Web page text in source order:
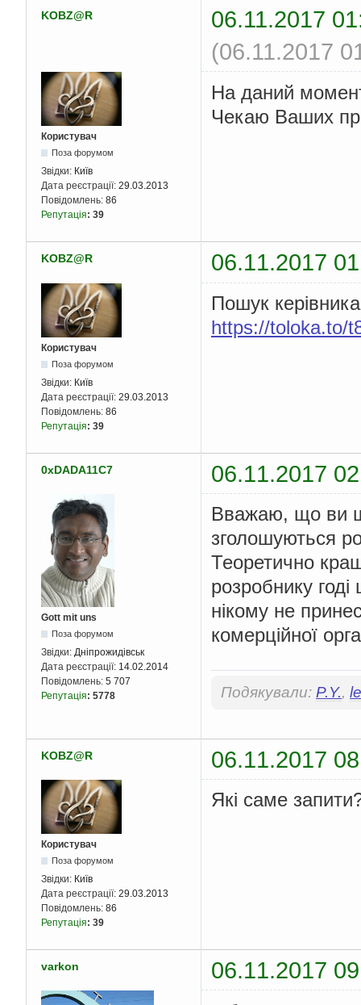
KOBZ@R
06.11.2017
(06.11.2017
Користувач
Поза форумом
Звідки: Київ
Дата реєстрації: 29.03.2013
Повідомлень: 86
Репутація: 39
На даний
Чекаю Ваших
KOBZ@R 06.11.2017
Користувач
Поза форумом
Звідки: Київ
Дата реєстрації: 29.03.2013
Повідомлень: 86
Репутація: 39
Пошук
https://toloka.to/
0xDADA11C7 06.11.2017
Gott mit uns
Поза форумом
Звідки: Дніпрожидівськ
Дата реєстрації: 14.02.2014
Повідомлень: 5 707
Репутація: 5778
Вважаю, що ви
зголошуються
Теоретично
розробнику
нікому не
комерційної
Подякували: P.Y.,
KOBZ@R 06.11.2017
Користувач
Поза форумом
Звідки: Київ
Дата реєстрації: 29.03.2013
Повідомлень: 86
Репутація: 39
Які саме
varkon 06.11.2017